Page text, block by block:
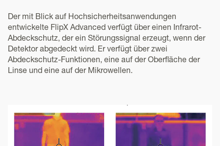
Der mit Blick auf Hochsicherheitsanwendungen
entwickelte FlipX Advanced verfügt über einen Infrarot-
Abdeckschutz, der ein Störungssignal erzeugt, wenn der
Detektor abgedeckt wird. Er verfügt über zwei
Abdeckschutz-Funktionen, eine auf der Oberfläche der
Linse und eine auf der Mikrowellen.